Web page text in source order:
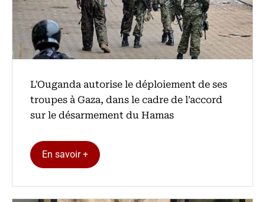
L'Ouganda autorise le déploiement de ses
troupes à Gaza, dans le cadre de l'accord
sur le désarmement du Hamas
En savoir +